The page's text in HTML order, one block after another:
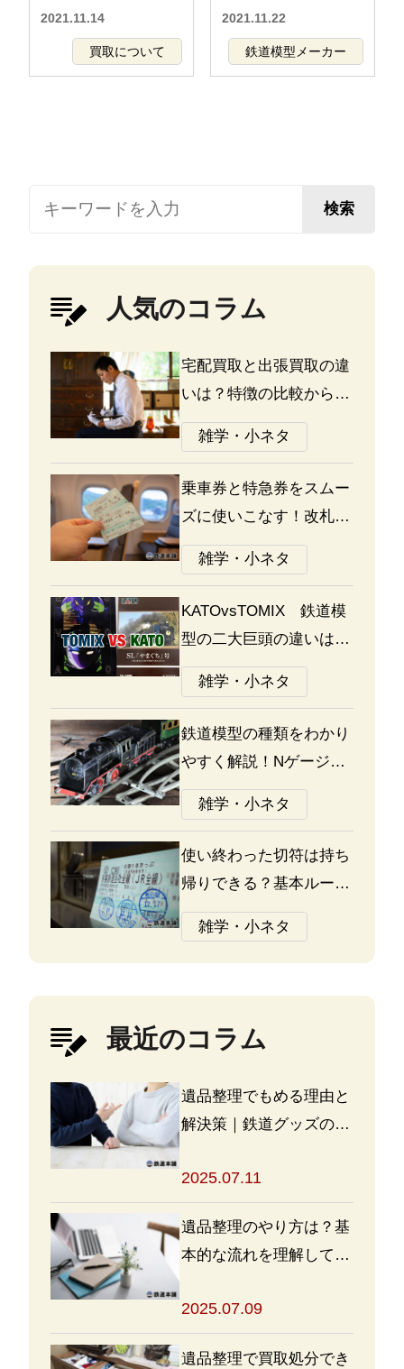
2021.11.14
買取について
2021.11.22
鉄道模型メーカー
検索
人気のコラム
宅配買取と出張買取の違
いは？特徴の比較から探
る選び方のポイント
雑学・小ネタ
乗車券と特急券をスムー
ズに使いこなす！改札の
通り方ガイド
雑学・小ネタ
KATOvsTOMIX 鉄道模
型の二大巨頭の違いは何
か？あなたはどっち派？
雑学・小ネタ
鉄道模型の種類をわかり
やすく解説！Nゲージ、
Oゲージ、Zゲージなど
の違いについて
雑学・小ネタ
使い終わった切符は持ち
帰りできる？基本ルール
と注意点
雑学・小ネタ
最近のコラム
遺品整理でもめる理由と
解決策｜鉄道グッズの整
2025.07.11
遺品整理のやり方は？基
本的な流れを理解して買
めよう
2025.07.09
遺品整理で買取処分でき